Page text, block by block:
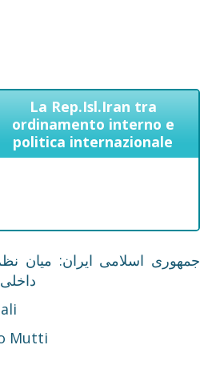
La Rep.Isl.Iran tra
ordinamento interno e
politica internazionale
Mutti